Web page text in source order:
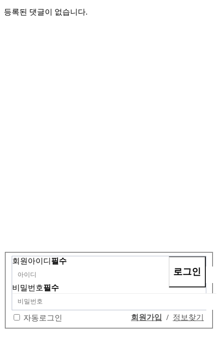
등록된 댓글이 없습니다.
회원아이디 필수
비밀번호필수
자동로그인 회원가입 / 정보찾기